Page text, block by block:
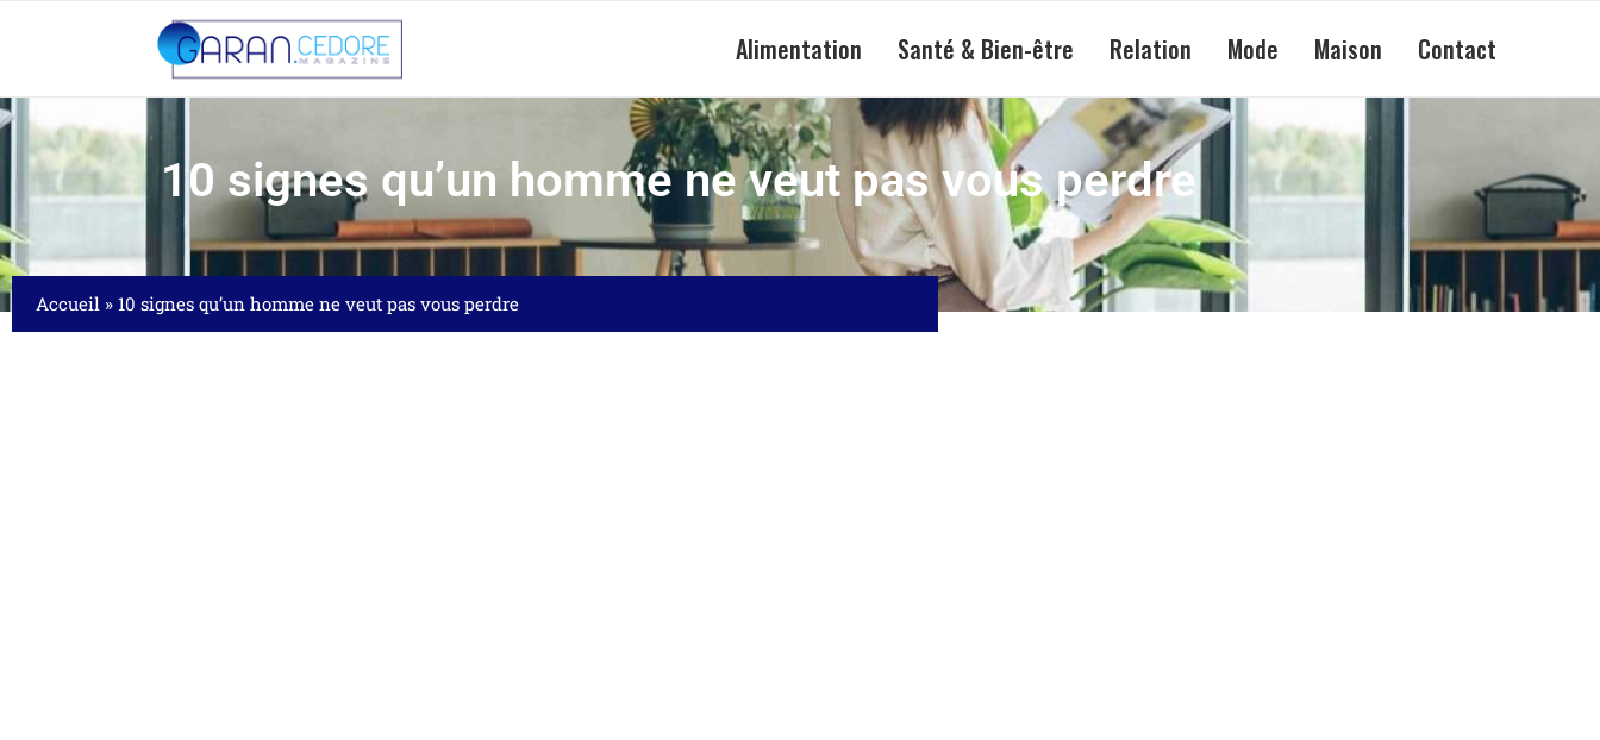
Alimentation Santé & Bien-être Relation Mode Maison Contact
10 signes qu’un homme ne veut pas vous perdre
Accueil » 10 signes qu’un homme ne veut pas vous perdre